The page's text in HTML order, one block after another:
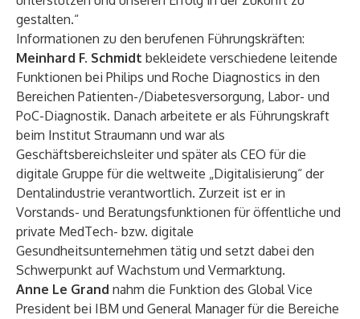
gestalten.“
Informationen zu den berufenen Führungskräften:
Meinhard F. Schmidt bekleidete verschiedene leitende
Funktionen bei Philips und Roche Diagnostics in den
Bereichen Patienten-/Diabetesversorgung, Labor- und
PoC-Diagnostik. Danach arbeitete er als Führungskraft
beim Institut Straumann und war als
Geschäftsbereichsleiter und später als CEO für die
digitale Gruppe für die weltweite „Digitalisierung“ der
Dentalindustrie verantwortlich. Zurzeit ist er in
Vorstands- und Beratungsfunktionen für öffentliche und
private MedTech- bzw. digitale
Gesundheitsunternehmen tätig und setzt dabei den
Schwerpunkt auf Wachstum und Vermarktung.
Anne Le Grand nahm die Funktion des Global Vice
President bei IBM und General Manager für die Bereiche